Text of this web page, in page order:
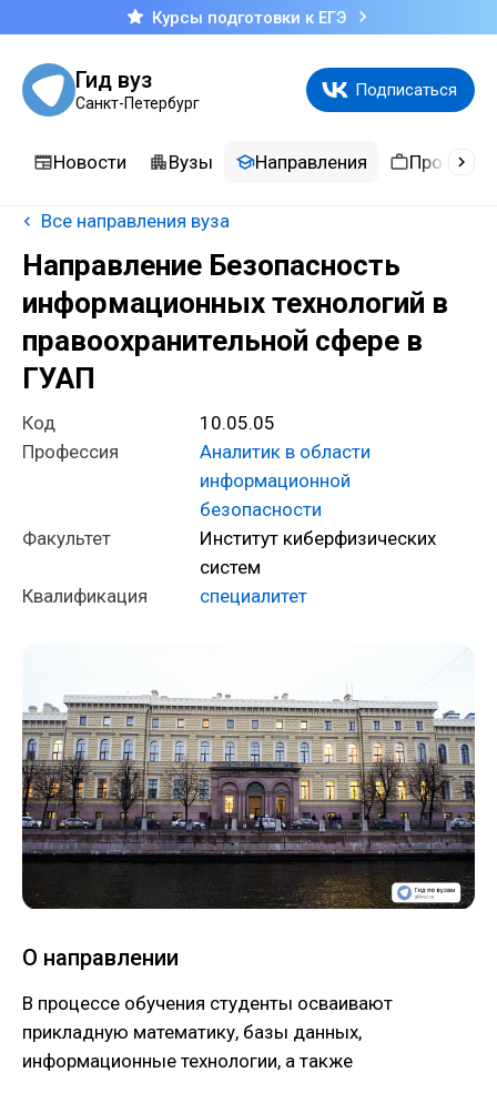
Курсы подготовки к ЕГЭ
Гид вуз
Санкт-Петербург
Подписаться
Новости Вузы Направления
Все направления вуза
Направление Безопасность
информационных технологий в
правоохранительной сфере в
ГУАП
Код
10.05.05
Профессия
Аналитик в области
информационной
безопасности
Факультет
Институт киберфизических
систем
Квалификация
специалитет
О направлении
В процессе обучения студенты осваивают
прикладную математику, базы данных,
информационные технологии, а также